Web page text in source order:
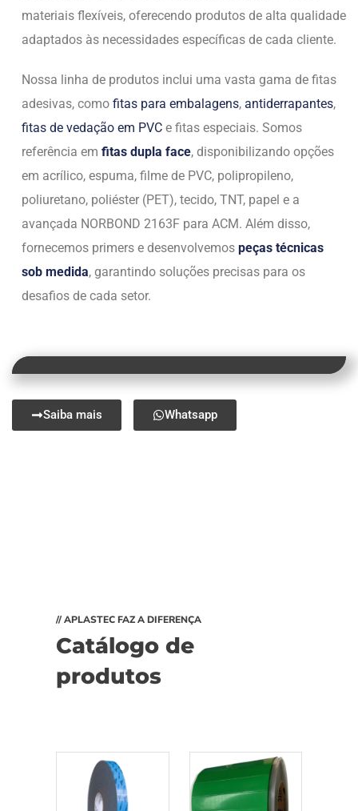
materiais flexíveis, oferecendo produtos de alta qualidade
adaptados às necessidades específicas de cada cliente.
Nossa linha de produtos inclui uma vasta gama de fitas
adesivas, como fitas para embalagens, antiderrapantes,
fitas de vedação em PVC e fitas especiais. Somos
referência em fitas dupla face, disponibilizando opções
em acrílico, espuma, filme de PVC, polipropileno,
poliuretano, poliéster (PET), tecido, TNT, papel e a
avançada NORBOND 2163F para ACM. Além disso,
fornecemos primers e desenvolvemos peças técnicas
sob medida, garantindo soluções precisas para os
desafios de cada setor.
Saiba mais Whatsapp
// APLASTEC FAZ A DIFERENÇA
Catálogo de
produtos